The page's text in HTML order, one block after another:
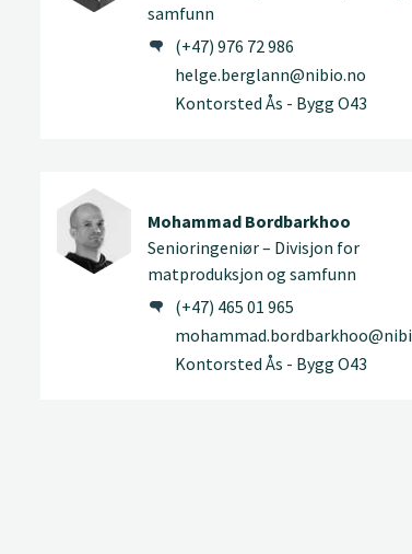
samfunn
(+47) 976 72 986
helge.berglann@nibio.no
Kontorsted Ås - Bygg O43
Mohammad Bordbarkhoo
Senioringeniør – Divisjon for
matproduksjon og samfunn
(+47) 465 01 965
Kontorsted Ås - Bygg O43